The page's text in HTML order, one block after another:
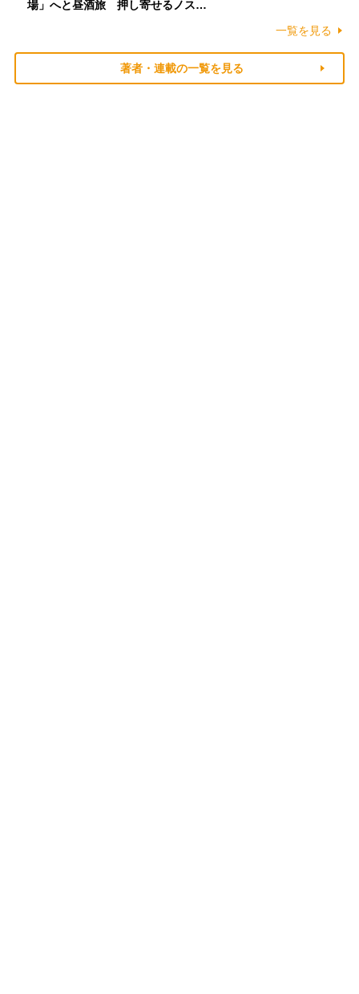
場」へと昼酒旅 押し寄せるノス…
一覧を見る
著者・連載の一覧を見る